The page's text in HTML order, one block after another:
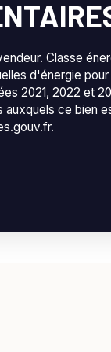
Classe
d'énergie
2021, 2022 et
auxquels ce bien